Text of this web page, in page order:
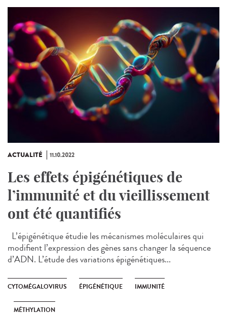
ACTUALITÉ 11.10.2022
Les effets épigénétiques de
l’immunité et du vieillissement
ont été quantifiés
L’épigénétique étudie les mécanismes moléculaires qui
modifient l’expression des gènes sans changer la séquence
d’ADN. L’étude des variations épigénétiques...
CYTOMÉGALOVIRUS ÉPIGÉNÉTIQUE IMMUNITÉ
MÉTHYLATION